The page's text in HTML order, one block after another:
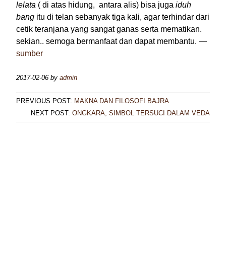
lelata ( di atas hidung, antara alis) bisa juga iduh
bang itu di telan sebanyak tiga kali, agar terhindar dari
cetik teranjana yang sangat ganas serta mematikan.
sekian.. semoga bermanfaat dan dapat membantu. —
sumber
2017-02-06 by admin
PREVIOUS POST: MAKNA DAN FILOSOFI BAJRA
NEXT POST: ONGKARA, SIMBOL TERSUCI DALAM VEDA